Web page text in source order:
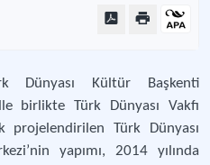
Dünyası Kültür Başkenti
birlikte Türk Dünyası Vakfı
projelendirilen Türk Dünyası
yapımı, 2014 yılında